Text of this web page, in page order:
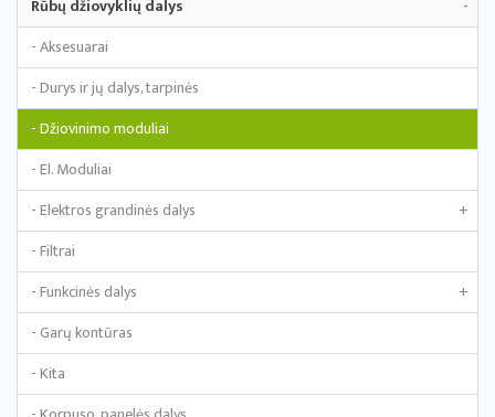
Rūbų džiovyklių dalys
-
- Aksesuarai
- Durys ir jų dalys, tarpinės
- Džiovinimo moduliai
- El. Moduliai
- Elektros grandinės dalys
+
- Filtrai
- Funkcinės dalys
+
- Garų kontūras
- Kita